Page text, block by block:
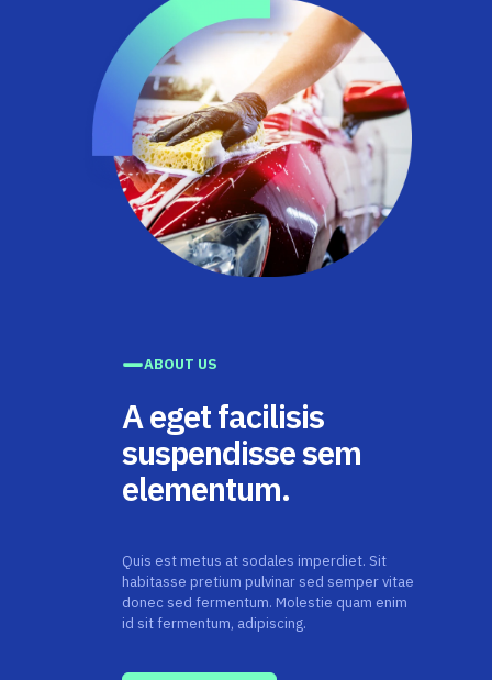
ABOUT US
A eget facilisis
suspendisse sem
elementum.
Quis est metus at sodales imperdiet. Sit
habitasse pretium pulvinar sed semper vitae
donec sed fermentum. Molestie quam enim
id sit fermentum, adipiscing.